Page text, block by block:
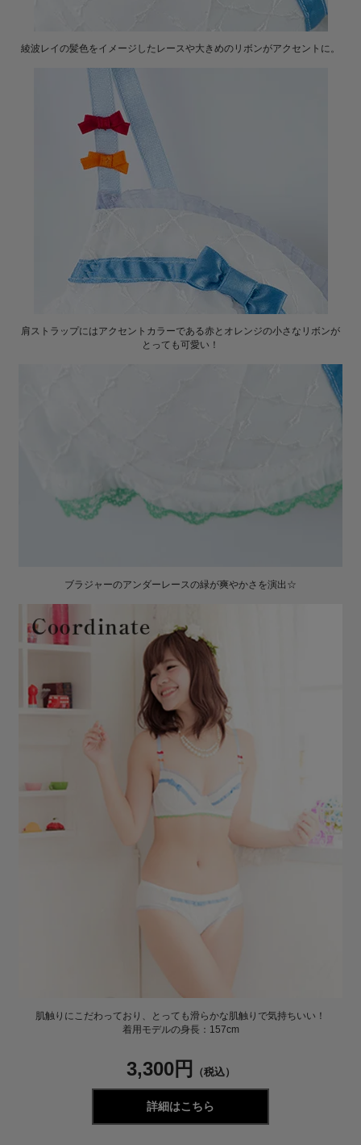
綾波レイの髪色をイメージしたレースや大きめのリボンがアクセントに。
肩ストラップにはアクセントカラーである赤とオレンジの小さなリボンが
とっても可愛い！
ブラジャーのアンダーレースの緑が爽やかさを演出☆
肌触りにこだわっており、とっても滑らかな肌触りで気持ちいい！
着用モデルの身長：157cm
3,300円 （税込）
詳細はこちら